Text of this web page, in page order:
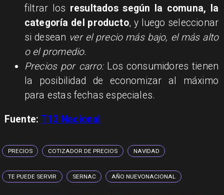
filtrar los resultados según la comuna, la
categoría del producto, y luego seleccionar
si desean ver el precio más bajo, el más alto
o el promedio.
Precios por carro:Los consumidores tienen
la posibilidad de economizar al máximo
para estas fechas especiales.
Fuente: T13 Nacional
PRECIOS COTIZADOR DE PRECIOS NAVIDAD
TE PUEDE SERVIR SERNAC AÑO NUEVONACIONAL